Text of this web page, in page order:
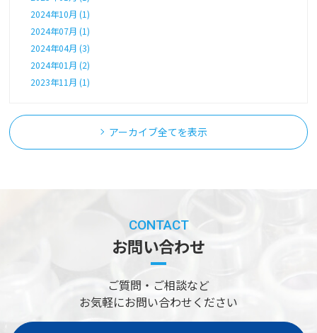
2024年10月 (1)
2024年07月 (1)
2024年04月 (3)
2024年01月 (2)
2023年11月 (1)
アーカイブ全てを表示
CONTACT
お問い合わせ
ご質問・ご相談など
お気軽にお問い合わせください